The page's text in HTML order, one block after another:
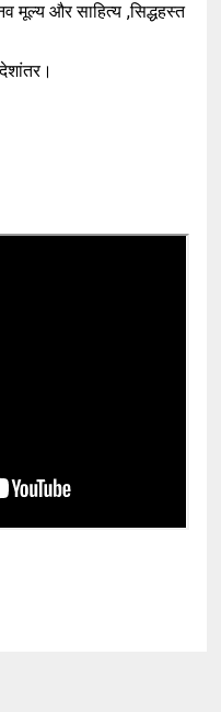
मूल्य और साहित्य ,सिद्धहस्त